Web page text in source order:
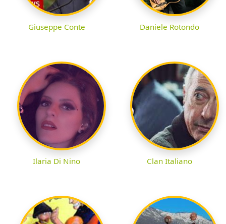
Giuseppe Conte Daniele Rotondo
Ilaria Di Nino Clan Italiano